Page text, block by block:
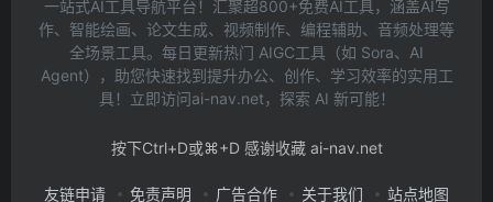
一站式AI工具导航平台！汇聚超800+免费AI工具，涵盖AI写
作、智能绘画、论文生成、视频制作、编程辅助、音频处理等
全场景工具。每日更新热门 AIGC工具（如 Sora、AI
Agent），助您快速找到提升办公、创作、学习效率的实用工
具！立即访问ai-nav.net，探索 AI 新可能！
按下Ctrl+D或⌘+D 感谢收藏 ai-nav.net
友链申请 免责声明 广告合作 关于我们 站点地图